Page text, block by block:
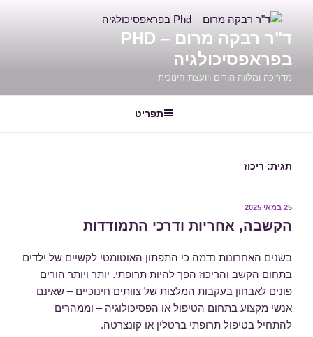
ד"ר רבקה מרום – PHD
בפראפסיכולגיה
מדריכה ומלווה הורים ויועצת חינוכית
תפריט
תגית: ריכוז
פורסם
25 במאי 2025
הקשבה, אחריות ודרכי התמודדות
בשנים האחרונות נדמה כי התפתון האוטומטי לקשיים של ילדים
בתחום הקשב והריכוז הפך להיות תרופתי. יותר ויותר הורים
פונים לאבחון בעקבות המלצות של צוותים חינוכיים – שאינם
אנשי מקצוע בתחום הטיפול או הפסיכולוגיה – וממהרים
להתחיל בטיפול תרופתי ברטלין או קונצרטה.